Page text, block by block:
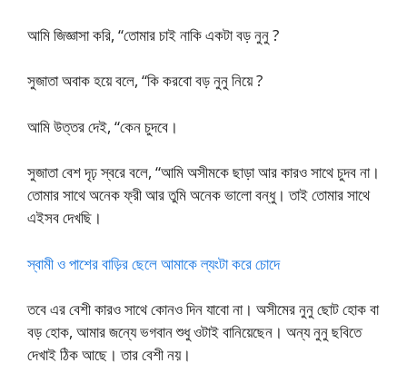
আমি জিজ্ঞাসা করি, “তোমার চাই নাকি একটা বড় নুনু ?
সুজাতা অবাক হয়ে বলে, “কি করবো বড় নুনু নিয়ে ?
আমি উত্তর দেই, “কেন চুদবে।
সুজাতা বেশ দৃঢ় স্বরে বলে, “আমি অসীমকে ছাড়া আর কারও সাথে চুদব না।
তোমার সাথে অনেক ফ্রী আর তুমি অনেক ভালো বন্ধু। তাই তোমার সাথে
এইসব দেখছি।
স্বামী ও পাশের বাড়ির ছেলে আমাকে ল্যংটা করে চোদে
তবে এর বেশী কারও সাথে কোনও দিন যাবো না। অসীমের নুনু ছোট হোক বা
বড় হোক, আমার জন্যে ভগবান শুধু ওটাই বানিয়েছেন। অন্য নুনু ছবিতে
দেখাই ঠিক আছে। তার বেশী নয়।